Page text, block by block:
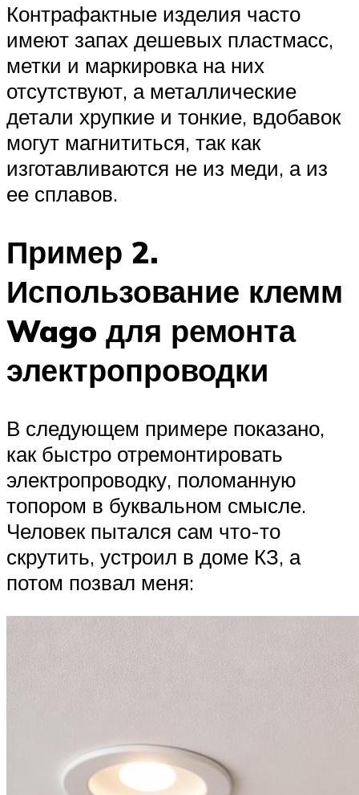
Контрафактные изделия часто
имеют запах дешевых пластмасс,
метки и маркировка на них
отсутствуют, а металлические
детали хрупкие и тонкие, вдобавок
могут магнититься, так как
изготавливаются не из меди, а из
ее сплавов.
Пример 2.
Использование клемм
Wago для ремонта
электропроводки
В следующем примере показано,
как быстро отремонтировать
электропроводку, поломанную
топором в буквальном смысле.
Человек пытался сам что-то
скрутить, устроил в доме КЗ, а
потом позвал меня: